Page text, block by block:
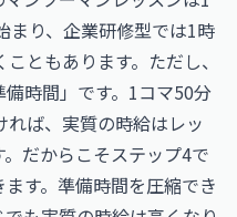
まり、企業研修型では1時
ともあります。ただし、
時間」です。1コマ50分
ば、実質の時給はレッ
だからこそステップ4で
す。準備時間を圧縮でき